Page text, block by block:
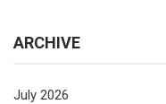
ARCHIVE
July 2026